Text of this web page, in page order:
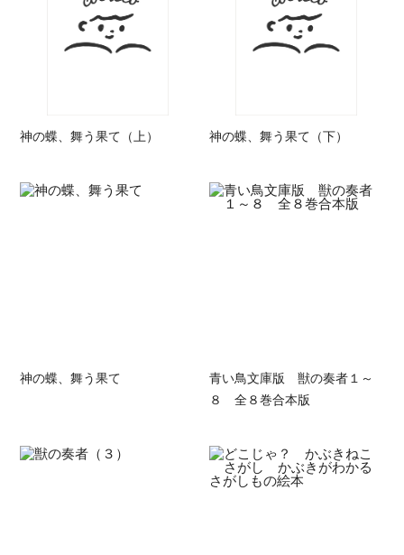
神の蝶、舞う果て（上） 神の蝶、舞う果て（下）
神の蝶、舞う果て
青い鳥文庫版 獣の奏者１～
８ 全８巻合本版